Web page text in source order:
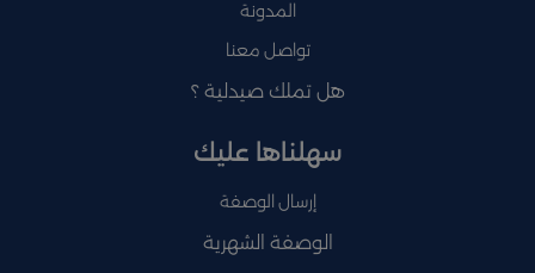
المدونة
تواصل معنا
هل تملك صيدلية ؟
سهلناها عليك
إرسال الوصفة
الوصفة الشهرية